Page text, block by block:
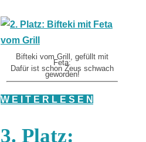
Bifteki vom Grill, gefüllt mit
Feta:
Dafür ist schon Zeus schwach
geworden!
W E I T E R L E S E N
3. Platz: